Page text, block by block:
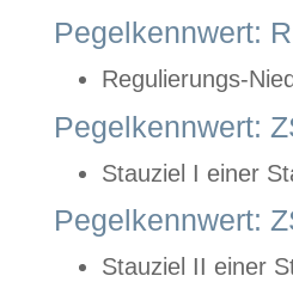
Pegelkennwert:
Regulierungs-
Pegelkennwert:
Stauziel I einer
Pegelkennwert:
Stauziel II einer